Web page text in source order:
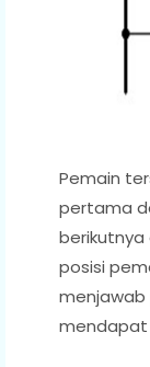
Pemain
pertama
berikutnya
posisi
mendapat